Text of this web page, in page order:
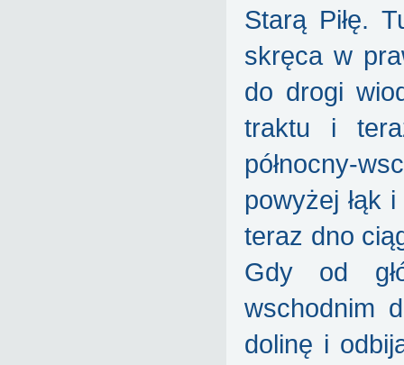
Starą Piłę.
skręca w
do drogi
traktu i
północny-
powyżej łąk
teraz dno
Gdy od
wschodnim
dolinę i